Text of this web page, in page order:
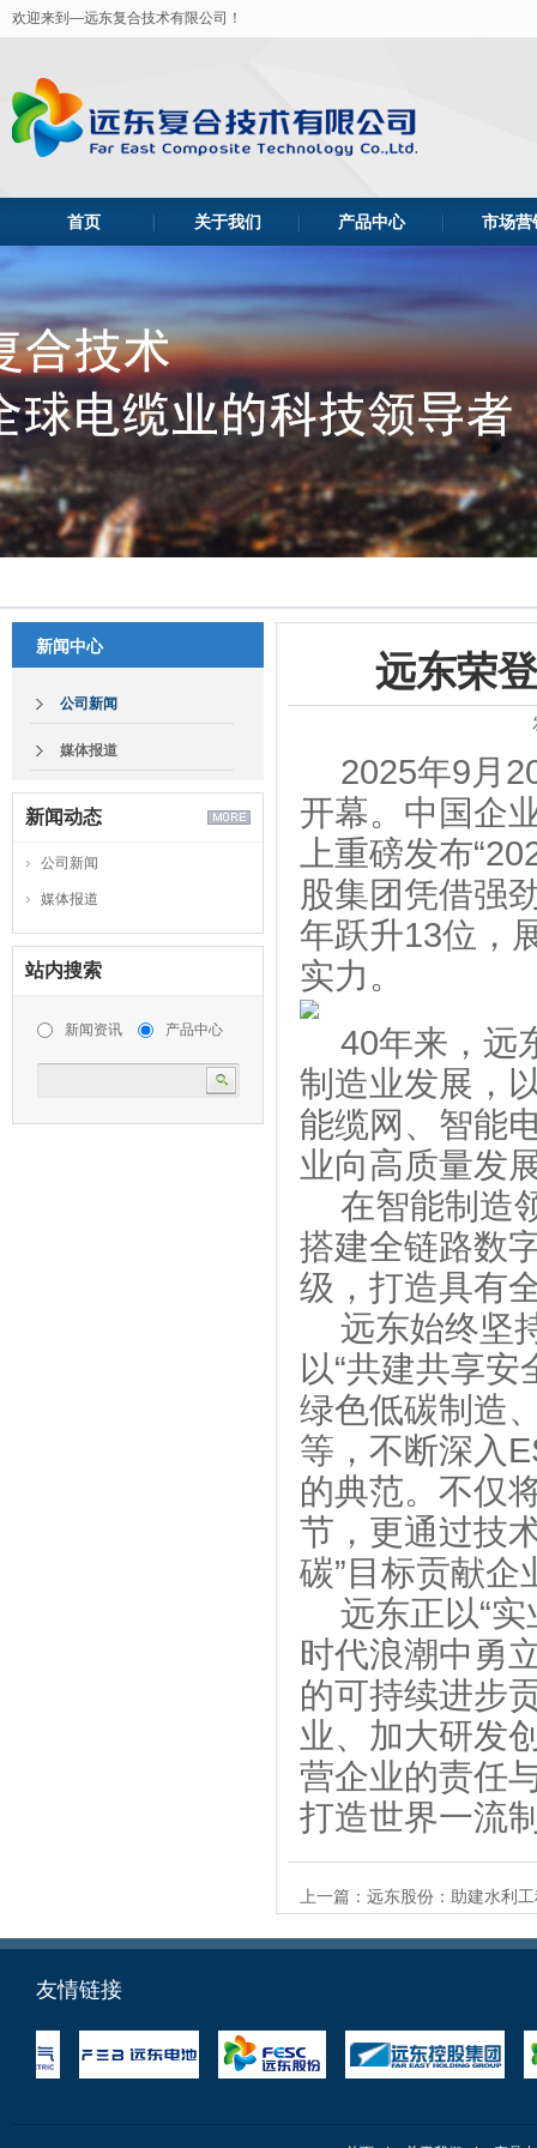
欢迎来到—远东复合技术有限公司！
首页 关于我们 产品中心 市场营
新闻中心
公司新闻
媒体报道
新闻动态
公司新闻
媒体报道
站内搜索
新闻资讯 产品中心
远东荣
2025年9月
开幕。中国企
上重磅发布
股集团凭借强
年跃升13位，
实力。
40年来，远
制造业发展，
能缆网、智能
业向高质量发
在智能制造
搭建全链路数
级，打造具有
远东始终坚
以“共建共享
绿色低碳制造
等，不断深入
的典范。不仅
节，更通过技
碳”目标贡献企
远东正以“
时代浪潮中勇
的可持续进步
业、加大研发
营企业的责任
打造世界一流
上一篇： 远东股份：助建水利
友情链接